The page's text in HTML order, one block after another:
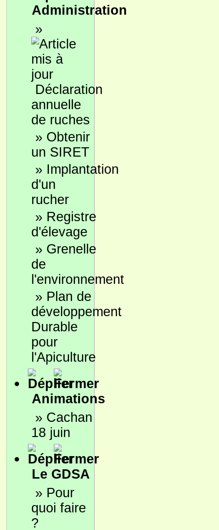
Administration
»
Déclaration
annuelle
de ruches
» Obtenir
un SIRET
» Implantation
d'un
rucher
» Registre
d'élevage
» Grenelle
de
l'environnement
» Plan de
développement
Durable
pour
l'Apiculture
Animations
» Cachan
18 juin
Le GDSA
» Pour
quoi faire
?